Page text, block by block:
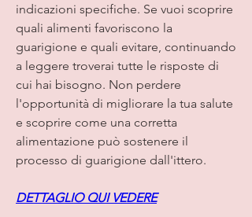
indicazioni specifiche. Se vuoi scoprire
quali alimenti favoriscono la
guarigione e quali evitare, continuando
a leggere troverai tutte le risposte di
cui hai bisogno. Non perdere
l'opportunità di migliorare la tua salute
e scoprire come una corretta
alimentazione può sostenere il
processo di guarigione dall'ittero.
DETTAGLIO QUI VEDERE